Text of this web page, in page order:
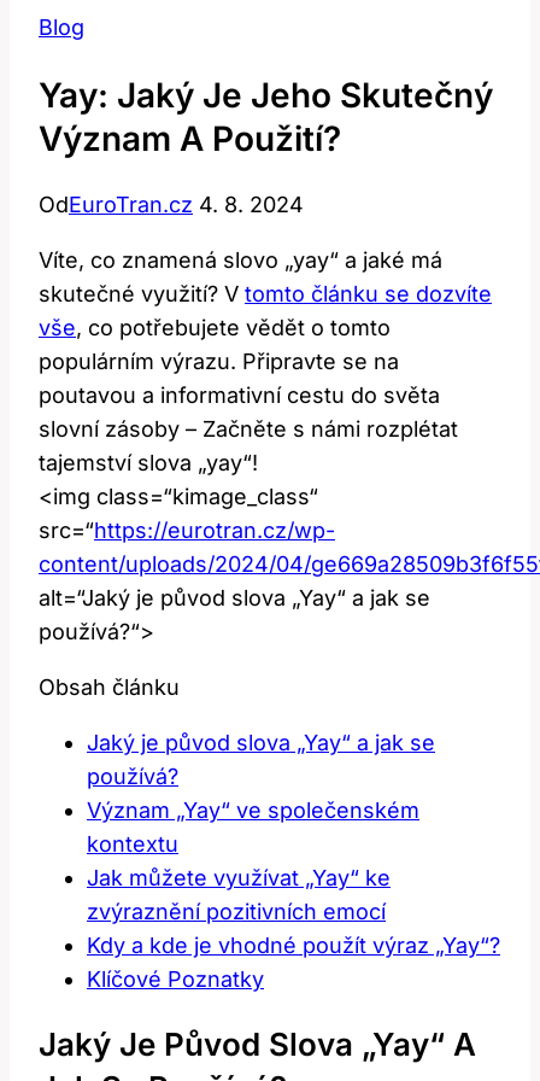
Blog
Yay: Jaký Je Jeho Skutečný
Význam A Použití?
OdEuroTran.cz 4. 8. 2024
Víte, co znamená slovo „yay“ a jaké má
skutečné využití? V tomto článku se dozvíte
vše, co potřebujete vědět o tomto
populárním výrazu. Připravte se na
poutavou a informativní cestu do světa
slovní zásoby – Začněte s námi rozplétat
tajemství slova „yay“!
<img class=“kimage_class“
src=“https://eurotran.cz/wp-
content/uploads/2024/04/
alt=“Jaký je původ slova „Yay“ a jak se
používá?“>
Obsah článku
Jaký je původ slova „Yay“ a jak se
používá?
Význam „Yay“ ve společenském
kontextu
Jak můžete využívat „Yay“ ke
zvýraznění pozitivních emocí
Kdy a kde je vhodné použít výraz „Yay“?
Klíčové Poznatky
Jaký Je Původ Slova „Yay“ A